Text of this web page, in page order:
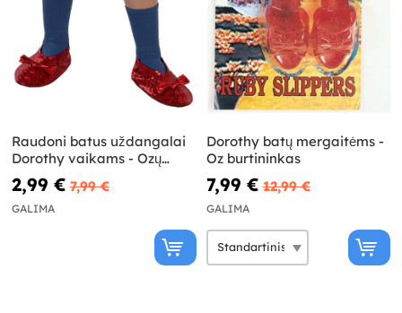
Raudoni batus uždangalai
Dorothy vaikams - Ozų
burtininkas
2,99 € 7,99 €
GALIMA
Dorothy batų mergaitėms -
Oz burtininkas
7,99 € 12,99 €
GALIMA